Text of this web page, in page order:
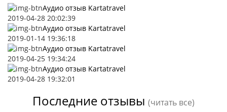
Аудио отзыв Kartatravel
2019-04-28 20:02:39
Аудио отзыв Kartatravel
2019-01-14 19:36:18
Аудио отзыв Kartatravel
2019-04-25 19:34:24
Аудио отзыв Kartatravel
2019-04-28 19:32:01
Последние отзывы (читать все)